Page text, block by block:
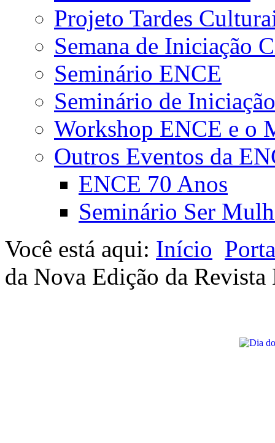
Projeto Tardes
Semana de Iniciação
Seminário ENCE
Seminário de
Workshop ENCE e o
Outros Eventos da
ENCE 70 Anos
Seminário Ser
Você está aqui: Início
da Nova Edição da